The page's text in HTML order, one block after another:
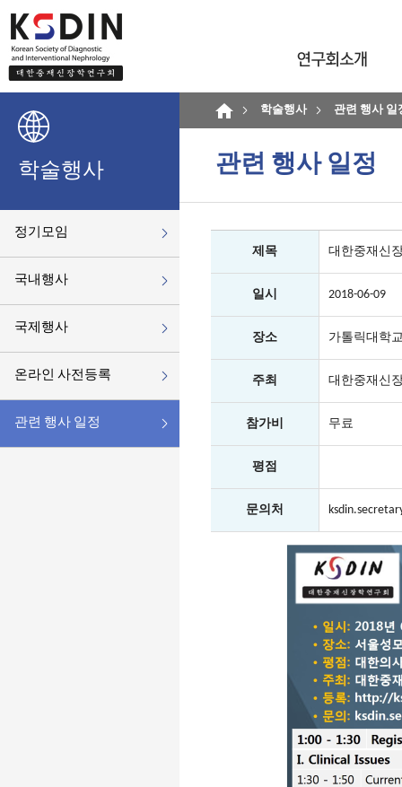
학술행사
정기모임
국내행사
국제행사
온라인 사전등록
관련 행사 일정
학술행사 관련 행사 일
관련 행사 일정
제목 대한중재신
일시 2018-06-09
장소 가톨릭대학
주최 대한중재신
참가비 무료
평점
문의처